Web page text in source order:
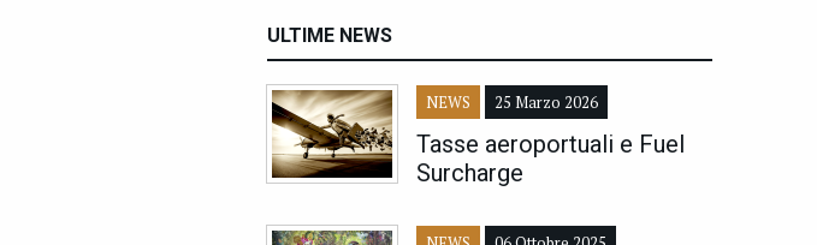
ULTIME NEWS
NEWS 25 Marzo 2026
Tasse aeroportuali e Fuel
Surcharge